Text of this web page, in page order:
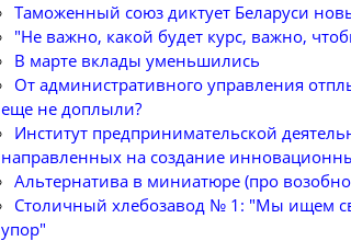
Таможенный союз диктует Беларуси
"Не важно, какой будет курс, важно,
В марте вклады уменьшились
От административного управления
еще не доплыли?
Институт предпринимательской
направленных на создание
Альтернатива в миниатюре (про
Столичный хлебозавод № 1: "Мы ищем
упор"